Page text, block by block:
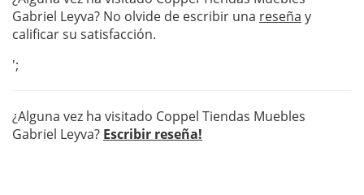
Gabriel Leyva? No olvide de escribir una reseña y
calificar su satisfacción.
';
¿Alguna vez ha visitado Coppel Tiendas Muebles
Gabriel Leyva? Escribir reseña!